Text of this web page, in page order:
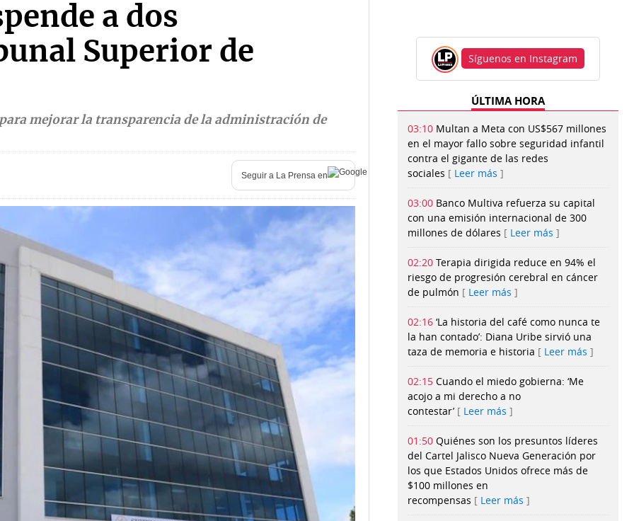
a dos
Superior de
mejorar la transparencia de la administración de
Seguir a La Prensa en
Síguenos en Instagram
ÚLTIMA HORA
03:10 Multan a Meta con US$567 millones
en el mayor fallo sobre seguridad infantil
contra el gigante de las redes
sociales
Leer más
03:00 Banco Multiva refuerza su capital
con una emisión internacional de 300
millones de dólares
Leer más
02:20 Terapia dirigida reduce en 94% el
riesgo de progresión cerebral en cáncer
de pulmón
Leer más
02:16 ‘La historia del café como nunca te
la han contado’: Diana Uribe sirvió una
taza de memoria e historia
Leer más
02:15 Cuando el miedo gobierna: ‘Me
acojo a mi derecho a no
contestar’
Leer más
01:50 Quiénes son los presuntos líderes
del Cartel Jalisco Nueva Generación por
los que Estados Unidos ofrece más de
$100 millones en
recompensas
Leer más